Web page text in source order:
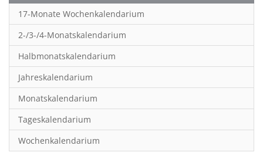
Landschaft & Natur
Lifestyle
Literatur
Manga & Animé
Neutrale Kalender
Partner- & Wandplaner
Planung & Organisation
17-Monate Wochenkalendarium
2-/3-/4-Monatskalendarium
Halbmonatskalendarium
Jahreskalendarium
Monatskalendarium
Tageskalendarium
Wochenkalendarium